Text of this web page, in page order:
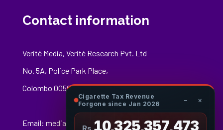
Contact information
Verité Media, Verité Research Pvt. Ltd
No. 5A, Police Park Place,
Colombo 00500
Email: media@veriteresearch.org
Cigarette Tax Revenue
Forgone since Jan 2026
− ×
10,325,357,630